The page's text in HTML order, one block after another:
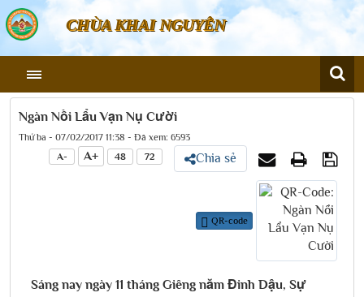
CHÙA KHAI NGUYÊN
Ngàn Nồi Lẩu Vạn Nụ Cười
Thứ ba - 07/02/2017 11:38 - Đã xem: 6593
A-
A+ 48 72 Chia sẻ
QR-code
Sáng nay ngày 11 tháng Giêng năm Đinh Dậu, Sự